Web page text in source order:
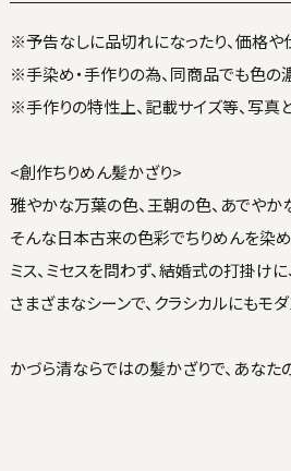
※予告なしに品切れになったり、価格や
※手染め・手作りの為、同商品でも色の
※手作りの特性上、記載サイズ等、写真
<創作ちりめん髪かざり>
雅やかな万葉の色、王朝の色、あでやか
そんな日本古来の色彩でちりめんを染
ミス、ミセスを問わず、結婚式の打掛け
さまざまなシーンで、クラシカルにもモ
かづら清ならではの髪かざりで、あな